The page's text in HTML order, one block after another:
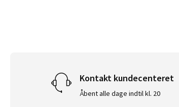
Kontakt kundecenteret
Åbent alle dage indtil kl. 20